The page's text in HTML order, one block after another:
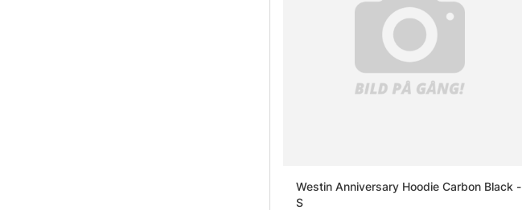
Westin Anniversary Hoodie Carbon Black -
S